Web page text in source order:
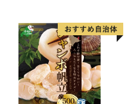
満足 美味しい 贈答 生食用 刺
身 お刺身 刺し身 魚介類 海鮮
冷凍 厚切り 薄切り ふるさと
納税 ふるさとチョイス チョ
イス 北海道 白糠町